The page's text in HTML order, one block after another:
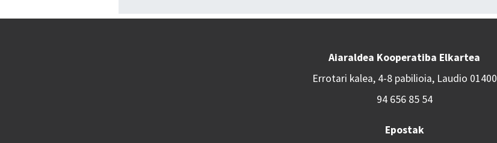
Aiaraldea Kooperatiba Elkartea
Errotari kalea, 4-8 pabilioia, Laudio 01400
94 656 85 54
Epostak